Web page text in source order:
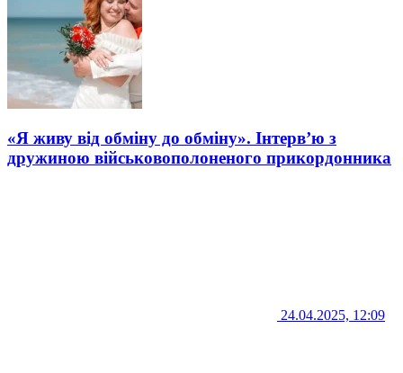
«Я живу від обміну до обміну». Інтерв’ю з
дружиною військовополоненого прикордонника
24.04.2025, 12:09